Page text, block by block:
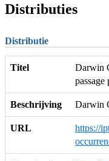
Distributies
Distributie
Titel
Darwin
Beschrijving Darwin
URL
https://